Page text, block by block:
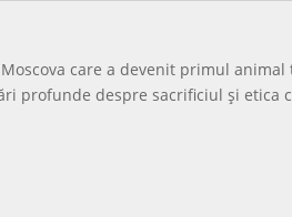
care a devenit primul
profunde despre sacrificiul și etica